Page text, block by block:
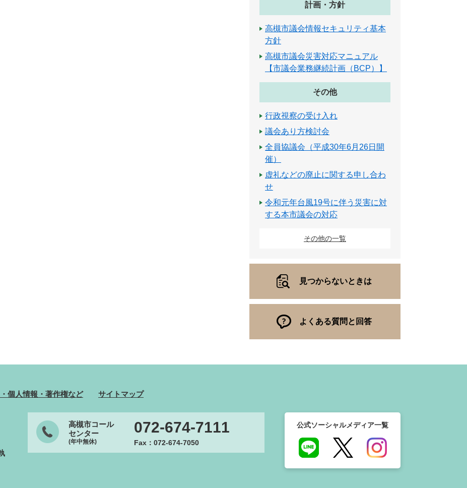
計画・方針
高槻市議会情報セキュリティ基本
方針
高槻市議会災害対応マニュアル
【市議会業務継続計画（BCP）】
その他
行政視察の受け入れ
議会あり方検討会
全員協議会（平成30年6月26日開
催）
虚礼などの廃止に関する申し合わ
せ
令和元年台風19号に伴う災害に対
する本市議会の対応
その他の一覧
見つからないときは
よくある質問と回答
個人情報・著作権など サイトマップ
高槻市コール
センター
(年中無休)
072-674-7111
Fax：072-674-7050
公式ソーシャルメディア一覧